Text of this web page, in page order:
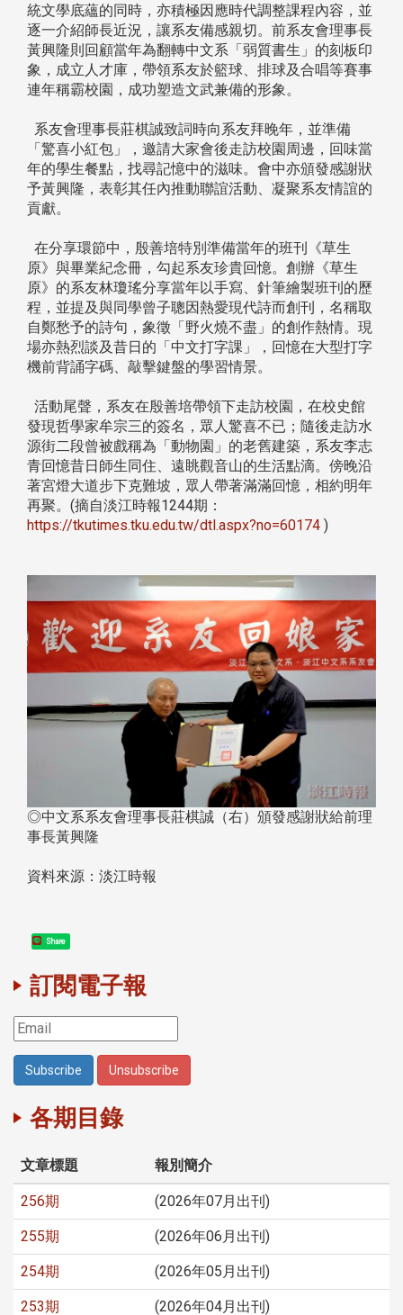
統文學底蘊的同時，亦積極因應時代調整課程內容，並
逐一介紹師長近況，讓系友備感親切。前系友會理事長
黃興隆則回顧當年為翻轉中文系「弱質書生」的刻板印
象，成立人才庫，帶領系友於籃球、排球及合唱等賽事
連年稱霸校園，成功塑造文武兼備的形象。
系友會理事長莊棋誠致詞時向系友拜晚年，並準備
「驚喜小紅包」，邀請大家會後走訪校園周邊，回味當
年的學生餐點，找尋記憶中的滋味。會中亦頒發感謝狀
予黃興隆，表彰其任內推動聯誼活動、凝聚系友情誼的
貢獻。
在分享環節中，殷善培特別準備當年的班刊《草生
原》與畢業紀念冊，勾起系友珍貴回憶。創辦《草生
原》的系友林瓊瑤分享當年以手寫、針筆繪製班刊的歷
程，並提及與同學曾子聰因熱愛現代詩而創刊，名稱取
自鄭愁予的詩句，象徵「野火燒不盡」的創作熱情。現
場亦熱烈談及昔日的「中文打字課」，回憶在大型打字
機前背誦字碼、敲擊鍵盤的學習情景。
活動尾聲，系友在殷善培帶領下走訪校園，在校史館
發現哲學家牟宗三的簽名，眾人驚喜不已；隨後走訪水
源街二段曾被戲稱為「動物園」的老舊建築，系友李志
青回憶昔日師生同住、遠眺觀音山的生活點滴。傍晚沿
著宮燈大道步下克難坡，眾人帶著滿滿回憶，相約明年
再聚。(摘自淡江時報1244期：
https://tkutimes.tku.edu.tw/dtl.aspx?no=60174 )
◎中文系系友會理事長莊棋誠（右）頒發感謝狀給前理
事長黃興隆
資料來源：淡江時報
Share
訂閱電子報
各期目錄
文章標題 報別簡介
256期 (2026年07月出刊)
255期 (2026年06月出刊)
254期 (2026年05月出刊)
253期 (2026年04月出刊)